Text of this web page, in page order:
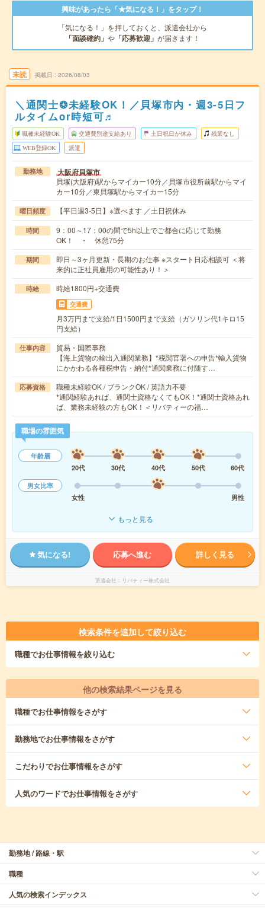
興味があったら「★気になる！」をタップ！
「気になる！」を押しておくと、派遣会社から
「面談確約」 や 「応募歓迎」 が届きます！
未読 掲載日 2026/08/03
＼通関士❂未経験OK！／貝塚市内・週3-5日フ
ルタイムor時短可♬
職種未経験OK 交通費別途支給あり 土日祝日が休み 残業なし
WEB登録OK 派遣
勤務地 大阪府貝塚市
貝塚(大阪府)駅からマイカー10分／貝塚市役所前駅からマイ
カー10分／東貝塚駅からマイカー15分
曜日頻度 【平日週3-5日】※選べます ／土日祝休み
時間
9：00～17：00の間で5h以上でご都合に応じて勤務
OK！ ・ 休憩75分
期間
即日～3ヶ月更新・長期のお仕事 ※スタート日応相談可 ＜将
来的に正社員雇用の可能性あり！＞
時給 時給1800円+交通費
交通費
月3万円まで支給/1日1500円まで支給（ガソリン代1キロ15
円支給）
仕事内容
貿易・国際事務
【海上貨物の輸出入通関業務】*税関官署への申告*輸入貨物
にかかわる各種税申告・納付*通関業務に付随す…
応募資格
職種未経験OK / ブランクOK / 英語力不要
*通関経験あれば、通関士資格なくてもOK！*通関士資格あれ
ば、業務未経験の方もOK！＜リバティーの福…
職場の雰囲気
年齢層
20代
30代 40代 50代
60代
男女比率
女性
男性
もっと見る
気になる! 応募へ進む 詳しく見る
派遣会社 リバティー株式会社
検索条件を追加して絞り込む
職種でお仕事情報を絞り込む
他の検索結果ページを見る
職種でお仕事情報をさがす
勤務地でお仕事情報をさがす
こだわりでお仕事情報をさがす
人気のワードでお仕事情報をさがす
勤務地 / 路線・駅
職種
人気の検索インデックス